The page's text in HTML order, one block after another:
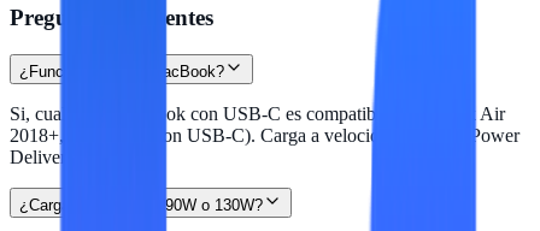
Preguntas frecuentes
¿Funciona con mi MacBook?
Si, cualquier MacBook con USB-C es compatible (MacBook Air
2018+, Pro 2016+ con USB-C). Carga a velocidad estandar Power
Delivery.
¿Carga mi laptop de 90W o 130W?